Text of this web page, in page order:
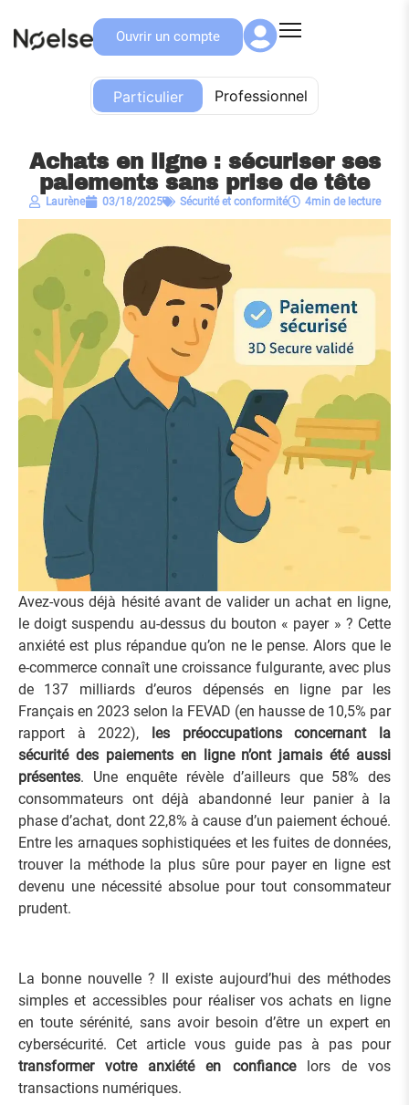
Ouvrir un compte
Particulier Professionnel
Particulier
Achats en ligne : sécuriser ses
paiements sans prise de tête
Laurène 03/18/2025 Sécurité et conformité 4min de lecture
Avez-vous déjà hésité avant de valider un achat en ligne,
le doigt suspendu au-dessus du bouton « payer » ? Cette
anxiété est plus répandue qu’on ne le pense. Alors que le
e-commerce connaît une croissance fulgurante, avec plus
de 137 milliards d’euros dépensés en ligne par les
Français en 2023 selon la FEVAD (en hausse de 10,5% par
rapport à 2022), les préoccupations concernant la
sécurité des paiements en ligne n’ont jamais été aussi
présentes. Une enquête révèle d’ailleurs que 58% des
consommateurs ont déjà abandonné leur panier à la
phase d’achat, dont 22,8% à cause d’un paiement échoué.
Entre les arnaques sophistiquées et les fuites de données,
trouver la méthode la plus sûre pour payer en ligne est
devenu une nécessité absolue pour tout consommateur
prudent.
La bonne nouvelle ? Il existe aujourd’hui des méthodes
simples et accessibles pour réaliser vos achats en ligne
en toute sérénité, sans avoir besoin d’être un expert en
cybersécurité. Cet article vous guide pas à pas pour
transformer votre anxiété en confiancelors de vos
transactions numériques.